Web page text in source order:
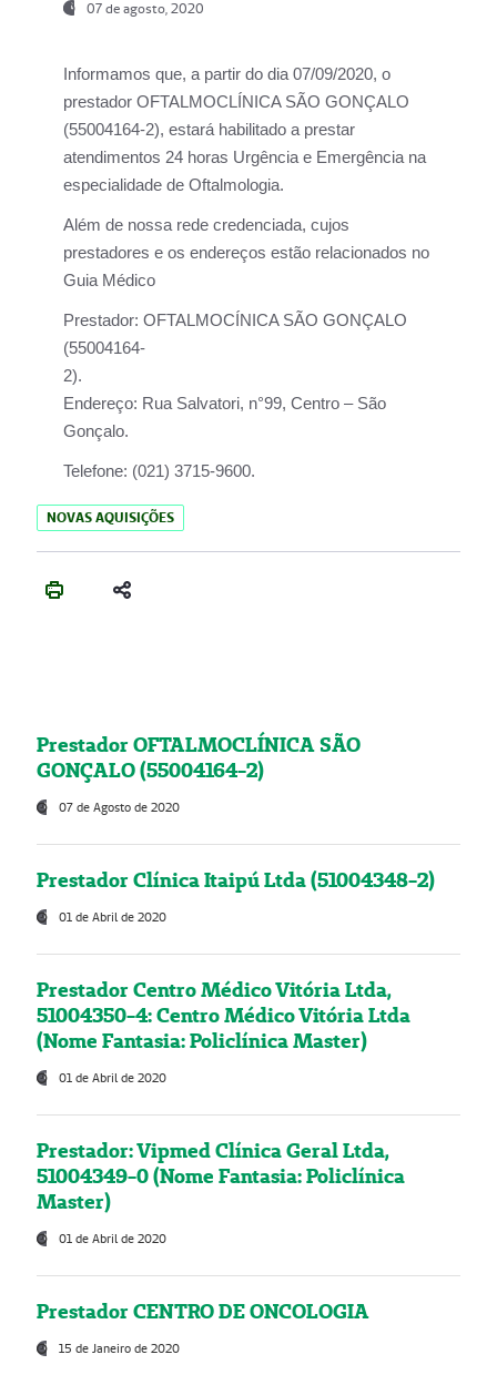
07 de agosto, 2020
Informamos que, a partir do dia07/09/2020, o
prestador OFTALMOCLÍNICA SÃO GONÇALO
(55004164-2), estará habilitado a prestar
atendimentos 24 horas Urgência e Emergência na
especialidade de Oftalmologia.
Além de nossa rede credenciada, cujos
prestadores e os endereços estão relacionados no
Guia Médico
Prestador: OFTALMOCÍNICA SÃO GONÇALO
(55004164-
2).
Endereço: Rua Salvatori, n°99, Centro – São
Gonçalo.
Telefone: (021) 3715-9600.
NOVAS AQUISIÇÕES
Prestador OFTALMOCLÍNICA SÃO
GONÇALO (55004164-2)
07 de Agosto de 2020
Prestador Clínica Itaipú Ltda (51004348-2)
01 de Abril de 2020
Prestador Centro Médico Vitória Ltda,
51004350-4: Centro Médico Vitória Ltda
(Nome Fantasia: Policlínica Master)
01 de Abril de 2020
Prestador: Vipmed Clínica Geral Ltda,
51004349-0 (Nome Fantasia: Policlínica
Master)
01 de Abril de 2020
Prestador CENTRO DE ONCOLOGIA
15 de Janeiro de 2020